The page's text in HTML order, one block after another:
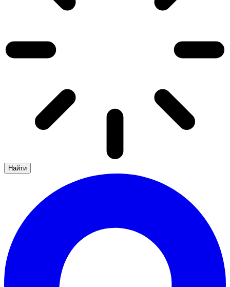
Найти